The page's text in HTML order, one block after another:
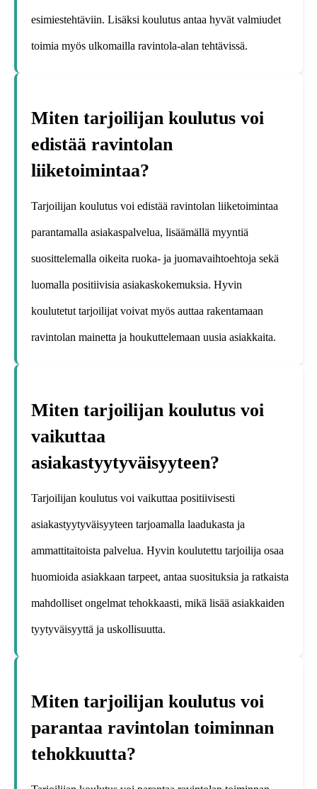
esimiestehtäviin. Lisäksi koulutus antaa hyvät valmiudet
toimia myös ulkomailla ravintola-alan tehtävissä.
Miten tarjoilijan koulutus voi
edistää ravintolan
liiketoimintaa?
Tarjoilijan koulutus voi edistää ravintolan liiketoimintaa
parantamalla asiakaspalvelua, lisäämällä myyntiä
suosittelemalla oikeita ruoka- ja juomavaihtoehtoja sekä
luomalla positiivisia asiakaskokemuksia. Hyvin
koulutetut tarjoilijat voivat myös auttaa rakentamaan
ravintolan mainetta ja houkuttelemaan uusia asiakkaita.
Miten tarjoilijan koulutus voi
vaikuttaa
asiakastyytyväisyyteen?
Tarjoilijan koulutus voi vaikuttaa positiivisesti
asiakastyytyväisyyteen tarjoamalla laadukasta ja
ammattitaitoista palvelua. Hyvin koulutettu tarjoilija osaa
huomioida asiakkaan tarpeet, antaa suosituksia ja ratkaista
mahdolliset ongelmat tehokkaasti, mikä lisää asiakkaiden
tyytyväisyyttä ja uskollisuutta.
Miten tarjoilijan koulutus voi
parantaa ravintolan toiminnan
tehokkuutta?